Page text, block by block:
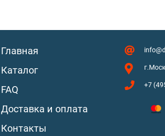
Главная
Каталог
FAQ
Доставка и оплата
Контакты
+7